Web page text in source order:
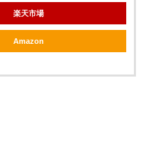
楽天市場
Amazon